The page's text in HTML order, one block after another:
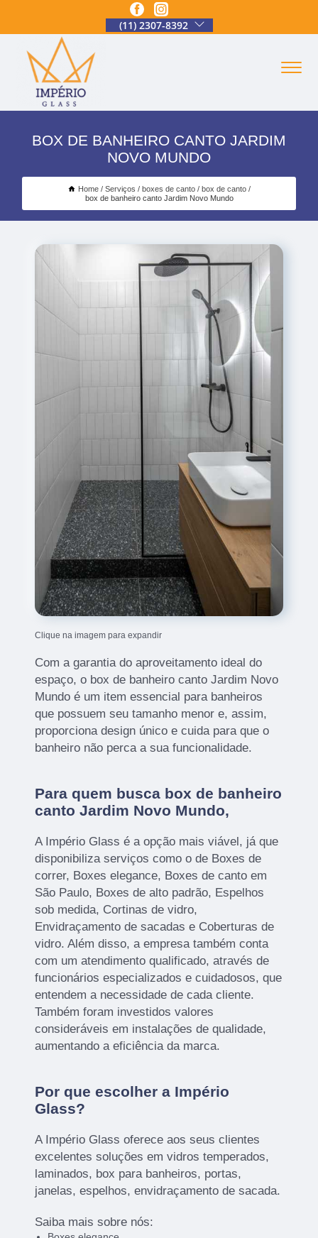
(11) 2307-8392
BOX DE BANHEIRO CANTO JARDIM
NOVO MUNDO
Home Serviços boxes de canto
box de canto
box de banheiro canto Jardim Novo Mundo
Clique na imagem para expandir
Com a garantia do aproveitamento ideal do
espaço, o box de banheiro canto Jardim Novo
Mundo é um item essencial para banheiros
que possuem seu tamanho menor e, assim,
proporciona design único e cuida para que o
banheiro não perca a sua funcionalidade.
Para quem busca box de banheiro
canto Jardim Novo Mundo,
A Império Glass é a opção mais viável, já que
disponibiliza serviços como o de Boxes de
correr, Boxes elegance, Boxes de canto em
São Paulo, Boxes de alto padrão, Espelhos
sob medida, Cortinas de vidro,
Envidraçamento de sacadas e Coberturas de
vidro. Além disso, a empresa também conta
com um atendimento qualificado, através de
funcionários especializados e cuidadosos, que
entendem a necessidade de cada cliente.
Também foram investidos valores
consideráveis em instalações de qualidade,
aumentando a eficiência da marca.
Por que escolher a Império
Glass?
A Império Glass oferece aos seus clientes
excelentes soluções em vidros temperados,
laminados, box para banheiros, portas,
janelas, espelhos, envidraçamento de sacada.
Saiba mais sobre nós: